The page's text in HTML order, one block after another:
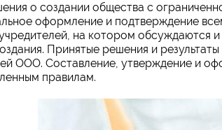
о создании общества с
оформление и подтверждение
на котором обсуждаются
Принятые решения и
ООО. Составление, утверждение и
правилам.